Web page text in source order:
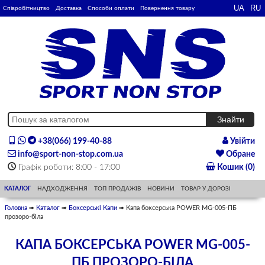
Співробітництво Доставка Способи оплати Повернення товару
+38(066) 199-40-88
info@sport-non-stop.com.ua
Графік роботи: 8:00 - 17:00
Увійти
Обране
Кошик (0)
КАТАЛОГ НАДХОДЖЕННЯ ТОП ПРОДАЖІВ НОВИНИ ТОВАР У ДОРОЗІ
Головна ➠ Каталог ➠ Боксерські Капи ➠ Капа боксерська POWER MG-005-ПБ
прозоро-біла
КАПА БОКСЕРСЬКА POWER MG-005-